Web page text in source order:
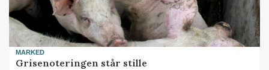
MARKED
Grisenoteringen står stille